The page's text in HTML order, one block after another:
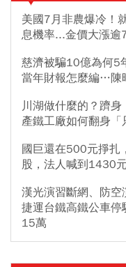
美國7月非農爆冷！
息機率...金價大漲逾
慈濟被騙10億為何5
當年財報怎麼編…陳
川湖做什麼的？躋
產鐵工廠如何翻身「
國巨還在500元掙扎
股，法人喊到1430
漢光演習斷網、防
捷運台鐵高鐵公車停
15萬